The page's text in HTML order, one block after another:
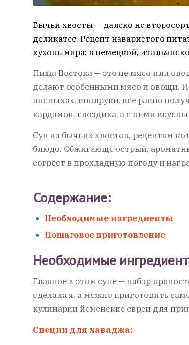
Бычьи хвосты — далеко не
деликатес. Рецепт наваристого
кухонь мира: в немецкой,
Пища Востока — это не мясо или
делают особенными мясо и овощи. И
впопыхах, вполруки, все равно
кардамон, гвоздика, а с ними
Суп из бычьих хвостов, рецептом
блюдо. Обжигающе острый,
согреет в прохладную погоду и
Содержание:
Необходимые ингредиенты
Пошаговое приготовление
Необходимые
Главное в этом супе — набор
сделала я, а можно приготовить
кулинарии йеменские евреи для
Специи для хаваджа: